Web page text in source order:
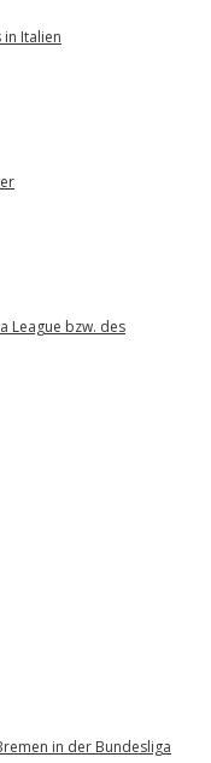
in Italien
League bzw. des
in der Bundesliga